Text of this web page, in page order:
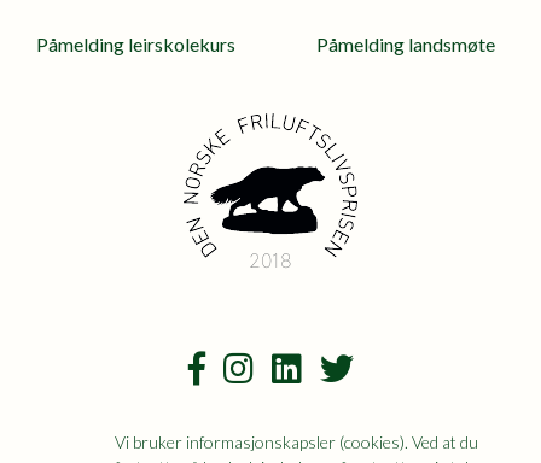
Påmelding leirskolekurs Påmelding landsmøte
2018
Vi bruker informasjonskapsler (cookies). Ved at du